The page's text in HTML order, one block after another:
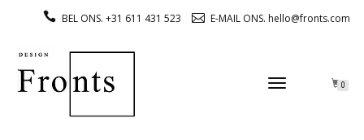
BEL ONS. +31 611 431 523 E-MAIL ONS. hello@fronts.com
TOGGLE
0